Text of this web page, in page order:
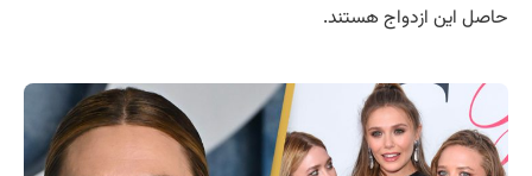
حاصل این ازدواج هستند.